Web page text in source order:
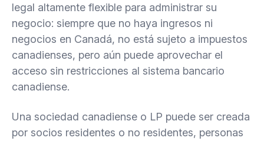
legal altamente flexible para administrar su
negocio: siempre que no haya ingresos ni
negocios en Canadá, no está sujeto a impuestos
canadienses, pero aún puede aprovechar el
acceso sin restricciones al sistema bancario
canadiense.
Una sociedad canadiense o LP puede ser creada
por socios residentes o no residentes, personas